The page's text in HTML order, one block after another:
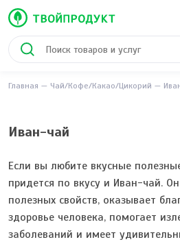
Главная Чай/Кофе/Какао/Цикорий
Иван-чай
Если вы любите вкусные
придется по вкусу и Иван-чай.
полезных свойств, оказывает
здоровье человека, помогает
заболеваний и имеет